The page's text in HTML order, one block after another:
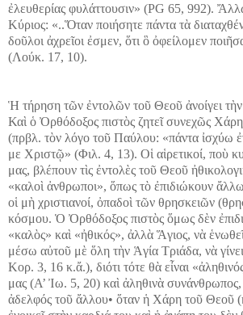
ἐλευθερίας φυλάττουσιν» (ΡG 65, 992).
Κύριος: «..Ὅταν ποιήσητε πάντα τὰ
δοῦλοι ἀχρεῖοι ἐσμεν, ὅτι ὃ ὀφείλομεν
(Λούκ. 17, 10).
Ἡ τήρηση τῶν ἐντολῶν τοῦ Θεοῦ ἀνοίγει
Καὶ ὁ Ὀρθόδοξος πιστὸς ζητεῖ συνεχῶς
(πρβλ. τὸν λόγο τοῦ Παύλου: «πάντα ἰσχύω
με Χριστῷ» (Φιλ. 4, 13). Οἱ αἱρετικοί, ποὺ
μας, βλέπουν τὶς ἐντολὲς τοῦ Θεοῦ
«καλοὶ ἀνθρωποι», ὅπως τὸ ἐπιδιώκουν
οἱ μὴ χριστιανοί, ὀπαδοὶ τῶν θρησκειῶν
κόσμου. Ὁ Ὀρθόδοξος πιστὸς ὅμως δὲν
«καλὸς» καὶ «ἠθικός», ἀλλὰ Ἅγιος, νὰ
μέσω αὐτοῦ μὲ ὅλη τὴν Ἁγία Τριάδα, νὰ
Κορ. 3, 16 κ.ἄ.), διότι τότε θὰ εἶναι
μας (Α’ Ἰω. 5, 20) καὶ ἀληθινὰ συνάνθρωπος,
ἀδελφός τοῦ ἄλλου• ὅταν ἡ Χάρη τοῦ Θεοῦ